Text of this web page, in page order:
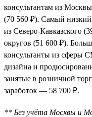
консультантам из
(70 560 ₽). Самый
из Северо-Кавказского
округов (51 600 ₽).
консультанты из сферы
дизайна и
занятые в розничной
заработок — 58 700 ₽.
** Без учёта Москвы и